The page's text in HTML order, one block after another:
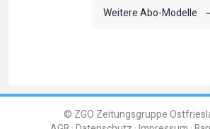
Weitere Abo-Modelle
© ZGO Zeitungsgruppe